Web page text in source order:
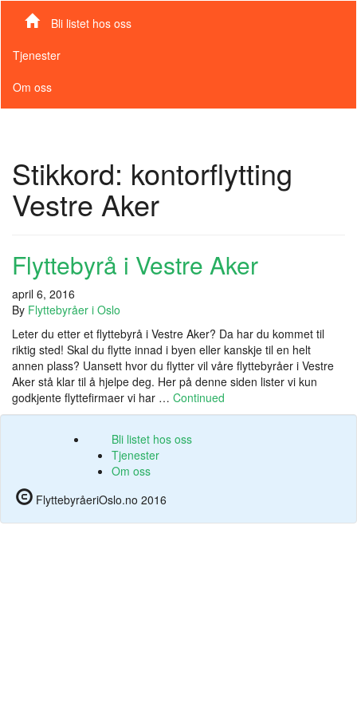
Bli listet hos oss
Tjenester
Om oss
Stikkord: kontorflytting
Vestre Aker
Flyttebyrå i Vestre Aker
april 6, 2016
By Flyttebyråer i Oslo
Leter du etter et flyttebyrå i Vestre Aker? Da har du kommet til
riktig sted! Skal du flytte innad i byen eller kanskje til en helt
annen plass? Uansett hvor du flytter vil våre flyttebyråer i Vestre
Aker stå klar til å hjelpe deg. Her på denne siden lister vi kun
godkjente flyttefirmaer vi har … Continued
Bli listet hos oss
Tjenester
Om oss
FlyttebyråeriOslo.no 2016